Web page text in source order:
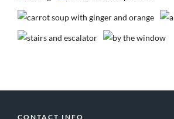
CONTACT INFO